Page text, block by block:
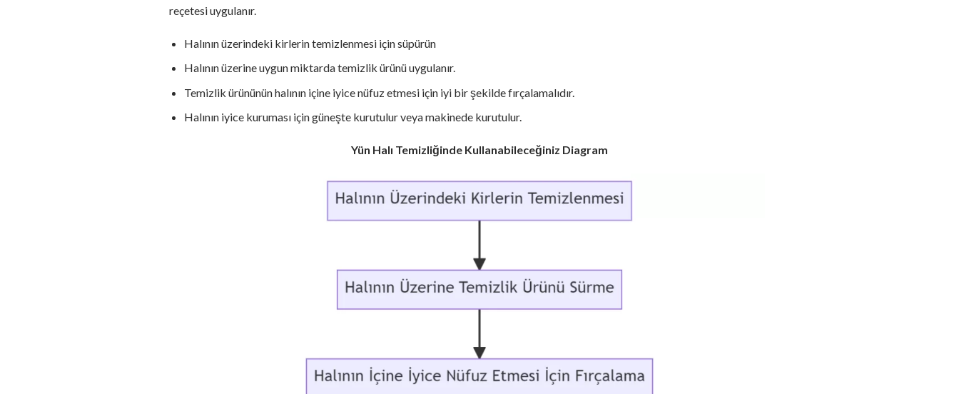
reçetesi uygulanır.
Halının üzerindeki kirlerin temizlenmesi için süpürün
Halının üzerine uygun miktarda temizlik ürünü uygulanır.
Temizlik ürününün halının içine iyice nüfuz etmesi için iyi bir şekilde fırçalamalıdır.
Halının iyice kuruması için güneşte kurutulur veya makinede kurutulur.
Yün Halı Temizliğinde Kullanabileceğiniz Diagram